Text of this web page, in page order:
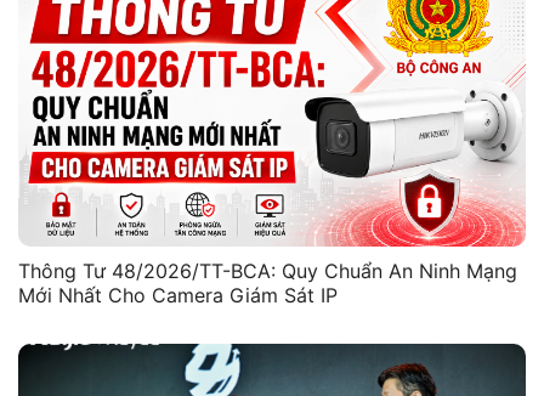
Thông Tư 48/2026/TT-BCA: Quy Chuẩn An Ninh Mạng
Mới Nhất Cho Camera Giám Sát IP